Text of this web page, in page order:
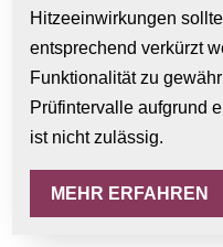
Hitzeeinwirkungen
entsprechend verkürzt
Funktionalität zu
Prüfintervalle aufgrund
ist nicht zulässig.
MEHR ERFAHREN